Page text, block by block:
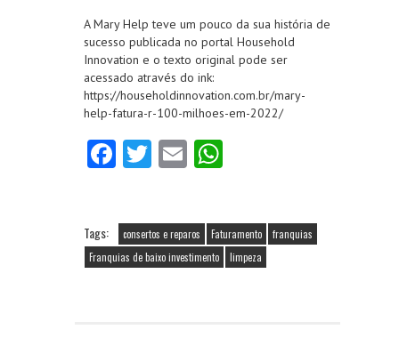
A Mary Help teve um pouco da sua história de
sucesso publicada no portal Household
Innovation e o texto original pode ser
acessado através do ink:
https://householdinnovation.com.br/mary-
help-fatura-r-100-milhoes-em-2022/
Fa
o
o
T
er
E
l A
p
Tags: consertos e reparos Faturamento
franquias
Franquias de baixo investimento
limpeza